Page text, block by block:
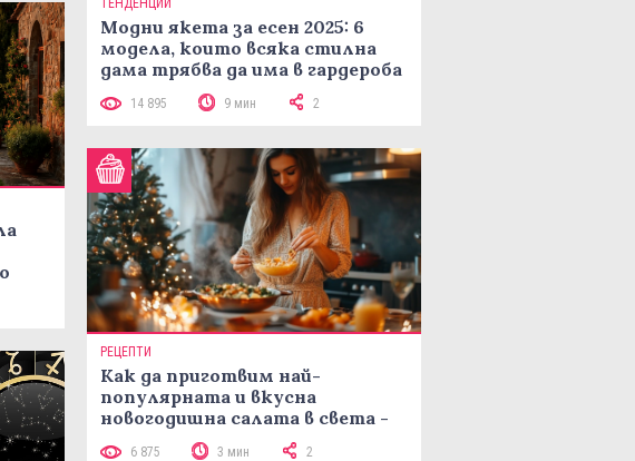
ТЕНДЕНЦИИ
Модни якета за есен 2025: 6
модела, които всяка стилна
дама трябва да има в гардероба
14 895 9 мин 2
РЕЦЕПТИ
Как да приготвим най-
популярната и вкусна
новогодишна салата в света -
рецепта Мимоза
6 875 3 мин 2